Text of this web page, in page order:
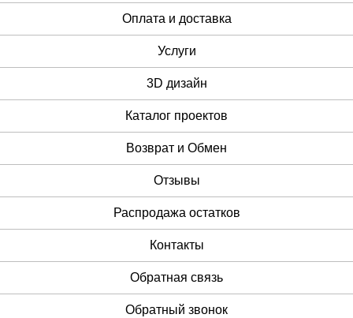
Оплата и доставка
Услуги
3D дизайн
Каталог проектов
Возврат и Обмен
Отзывы
Распродажа остатков
Контакты
Обратная связь
Обратный звонок